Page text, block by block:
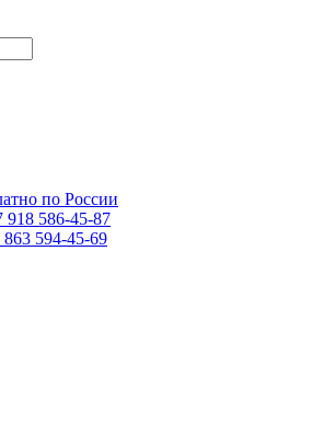
по России
918 586-45-87
863 594-45-69